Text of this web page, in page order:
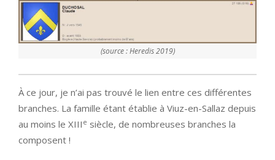
(source : Heredis 2019)
À ce jour, je n’ai pas trouvé le lien entre ces différentes
branches. La famille étant établie à Viuz-en-Sallaz depuis
au moins le XIII e siècle, de nombreuses branches la
composent !